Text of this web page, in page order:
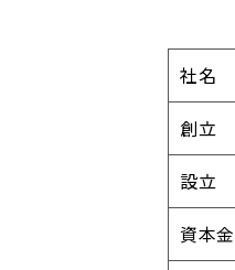
社名
創立
設立
資本金